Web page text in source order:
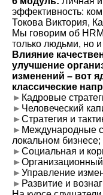
эффективность:
Токова Виктория,
Мы говорим об
только людьми, но
Влияние
улучшение
изменений – вот
классические
► Кадровые
► Человеческий
►Стратегия и
► Международные
локальном бизнесе;
►Социальная и
►
►Управление
► Развитие и